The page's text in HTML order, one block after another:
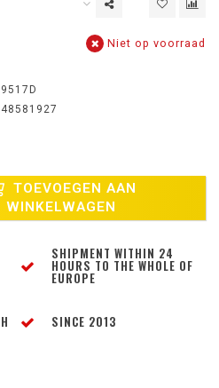
Niet op voorraad
9517D
48581927
TOEVOEGEN AAN
WINKELWAGEN
SHIPMENT WITHIN 24
HOURS TO THE WHOLE OF
EUROPE
SINCE 2013